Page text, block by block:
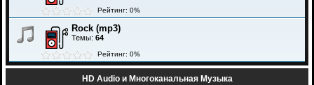
Рейтинг: 0%
Rock (mp3)
Темы: 64
Рейтинг: 0%
HD Audio и Многоканальная Музыка